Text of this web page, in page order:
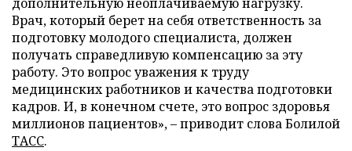
Врач, который берет на себя ответственность за
подготовку молодого специалиста, должен
получать справедливую компенсацию за эту
работу. Это вопрос уважения к труду
медицинских работников и качества подготовки
кадров. И, в конечном счете, это вопрос здоровья
миллионов пациентов», – приводит слова Болилой
ТАСС.